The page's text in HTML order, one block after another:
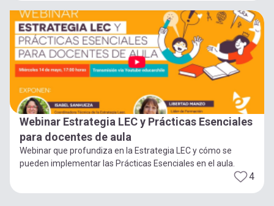
Webinar Estrategia LEC y Prácticas Esenciales
para docentes de aula
Webinar que profundiza en la Estrategia LEC y cómo se
pueden implementar las Prácticas Esenciales en el aula.
4